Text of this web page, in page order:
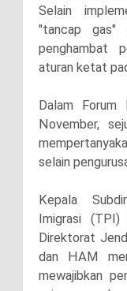
Selain
"tancap gas"
penghambat
aturan ketat
Dalam Forum
November,
selain
Kepala
Imigrasi
Direktorat
dan HAM
mewajibkan